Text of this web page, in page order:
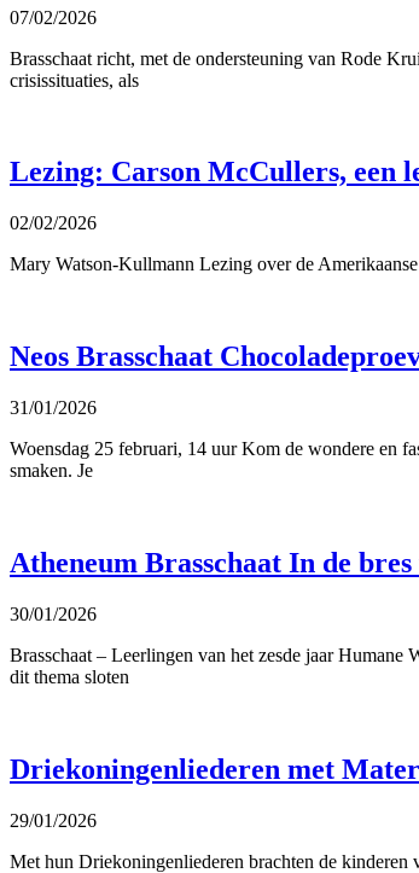
07/02/2026
Brasschaat richt, met de ondersteuning van Rode
crisissituaties, als
Lezing: Carson McCullers, een
02/02/2026
Mary Watson-Kullmann Lezing over de
Neos Brasschaat
31/01/2026
Woensdag 25 februari, 14 uur Kom de wondere en
smaken. Je
Atheneum Brasschaat In de
30/01/2026
Brasschaat – Leerlingen van het zesde jaar Humane
dit thema sloten
Driekoningenliederen met
29/01/2026
Met hun Driekoningenliederen brachten de kinderen